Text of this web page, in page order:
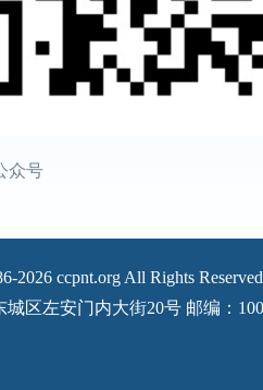
众号
2026 ccpnt.org All Rights
区左安门内大街20号 邮编：